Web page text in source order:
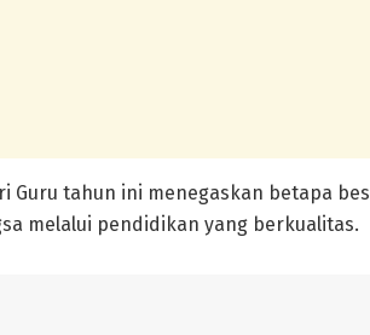
Guru tahun ini menegaskan betapa
melalui pendidikan yang berkualitas.